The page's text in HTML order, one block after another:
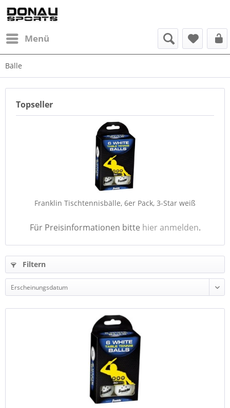
Menü
Bälle
Topseller
Franklin Tischtennisbälle, 6er Pack, 3-Star weiß
Für Preisinformationen bitte hier anmelden.
Filtern